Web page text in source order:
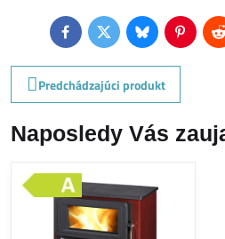
FacebookTwitterBlueskyPinterest
Predchádzajúci produkt
Naposledy Vás